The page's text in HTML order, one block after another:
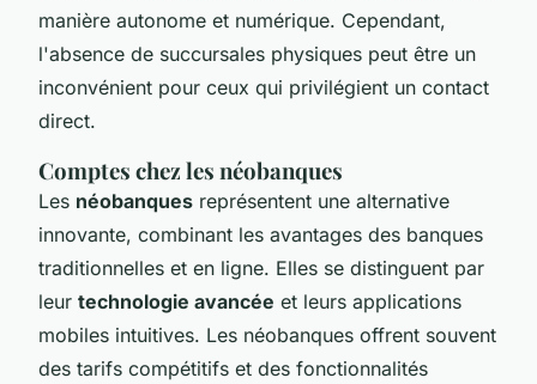
manière autonome et numérique. Cependant,
l'absence de succursales physiques peut être un
inconvénient pour ceux qui privilégient un contact
direct.
Comptes chez les néobanques
Les néobanques représentent une alternative
innovante, combinant les avantages des banques
traditionnelles et en ligne. Elles se distinguent par
leur technologie avancée et leurs applications
mobiles intuitives. Les néobanques offrent souvent
des tarifs compétitifs et des fonctionnalités